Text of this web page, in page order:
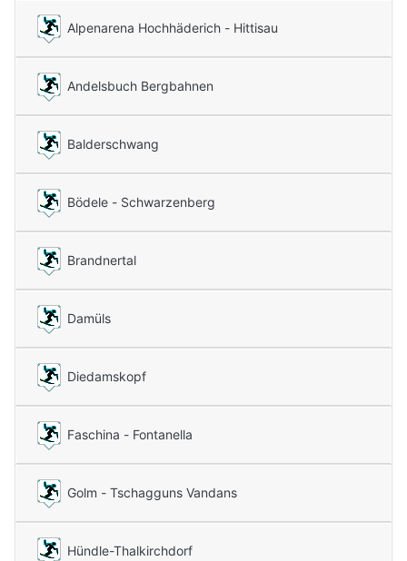
Alpenarena Hochhäderich - Hittisau
Andelsbuch Bergbahnen
Balderschwang
Bödele - Schwarzenberg
Brandnertal
Damüls
Diedamskopf
Faschina - Fontanella
Golm - Tschagguns Vandans
Hündle-Thalkirchdorf